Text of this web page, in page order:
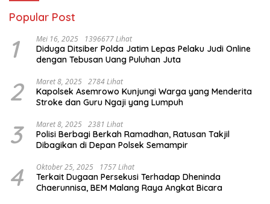
Popular Post
1 Mei 16, 2025 1396677 Lihat
Diduga Ditsiber Polda Jatim Lepas Pelaku Judi Online
dengan Tebusan Uang Puluhan Juta
2 Maret 8, 2025 2784 Lihat
Kapolsek Asemrowo Kunjungi Warga yang Menderita
Stroke dan Guru Ngaji yang Lumpuh
3 Maret 8, 2025 2381 Lihat
Polisi Berbagi Berkah Ramadhan, Ratusan Takjil
Dibagikan di Depan Polsek Semampir
4 Oktober 25, 2025 1757 Lihat
Terkait Dugaan Persekusi Terhadap Dheninda
Chaerunnisa, BEM Malang Raya Angkat Bicara